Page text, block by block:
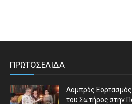
ΠΡΩΤΟΣΕΛΙΔΑ
Λαμπρός
του Σωτήρος στην